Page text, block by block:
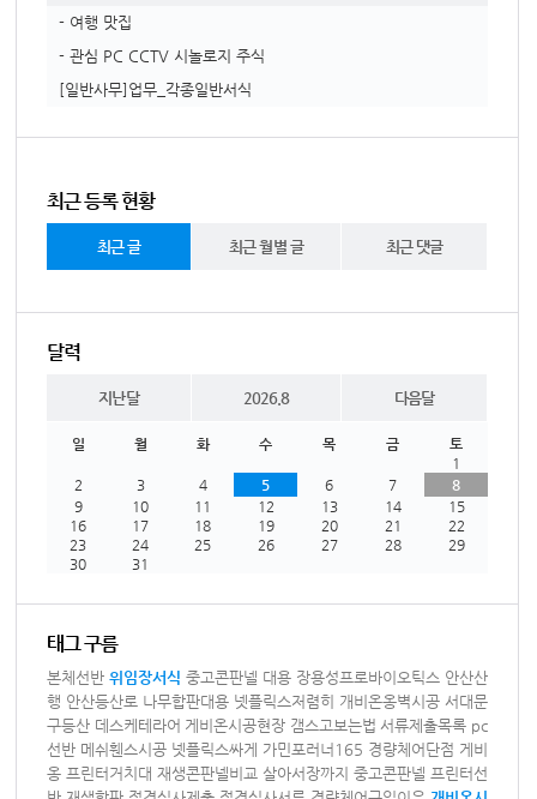
- 여행 맛집
- 관심 PC CCTV 시놀로지 주식
[일반사무]업무_각종일반서식
최근 등록 현황
최근 글 최근 월별 글 최근 댓글
달력
지난달 2026.8 다음달
일 월 화 수 목 금
토
1
2
3 4 5 6 7
8
9
10 11 12 13 14
15
16
17 18 19 20 21
22
23
24 25 26 27 28
29
30
31
태그 구름
본체선반 위임장서식 중고콘판넬 대용 장용성프로바이오틱스 안산산
행 안산등산로 나무합판대용 넷플릭스저렴히 개비온옹벽시공 서대문
구등산 데스케테라어 게비온시공현장 갬스고보는법 서류제출목록 pc
선반 메쉬휀스시공 넷플릭스싸게 가민포러너165 경량체어단점 게비
옹 프린터거치대 재생콘판넬비교 살아서장까지 중고콘판넬 프린터선